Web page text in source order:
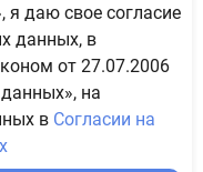
даю свое согласие
данных, в
от 27.07.2006
на
в Согласии на